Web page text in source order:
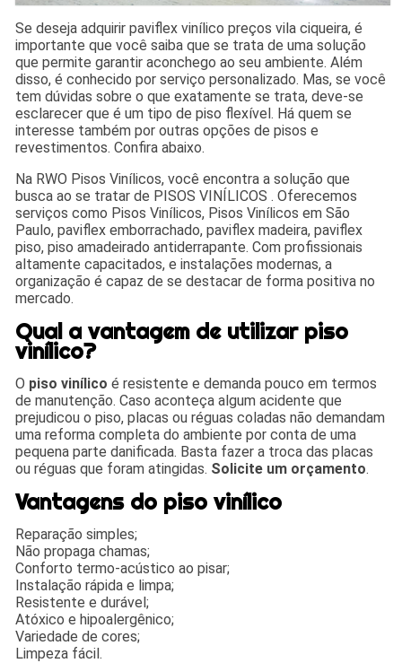
Se deseja adquirir paviflex vinílico preços vila ciqueira, é
importante que você saiba que se trata de uma solução
que permite garantir aconchego ao seu ambiente. Além
disso, é conhecido por serviço personalizado. Mas, se você
tem dúvidas sobre o que exatamente se trata, deve-se
esclarecer que é um tipo de piso flexível. Há quem se
interesse também por outras opções de pisos e
revestimentos. Confira abaixo.
Na RWO Pisos Vinílicos, você encontra a solução que
busca ao se tratar de PISOS VINÍLICOS . Oferecemos
serviços como Pisos Vinílicos, Pisos Vinílicos em São
Paulo, paviflex emborrachado, paviflex madeira, paviflex
piso, piso amadeirado antiderrapante. Com profissionais
altamente capacitados, e instalações modernas, a
organização é capaz de se destacar de forma positiva no
mercado.
Qual a vantagem de utilizar piso
vinílico?
O piso vinílico é resistente e demanda pouco em termos
de manutenção. Caso aconteça algum acidente que
prejudicou o piso, placas ou réguas coladas não demandam
uma reforma completa do ambiente por conta de uma
pequena parte danificada. Basta fazer a troca das placas
ou réguas que foram atingidas. Solicite um orçamento.
Vantagens do piso vinílico
Reparação simples;
Não propaga chamas;
Conforto termo-acústico ao pisar;
Instalação rápida e limpa;
Resistente e durável;
Atóxico e hipoalergênico;
Variedade de cores;
Limpeza fácil.